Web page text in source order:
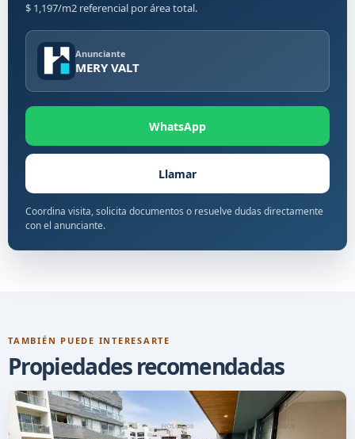
$ 1,197/m2 referencial por área total.
Anunciante
MERY VALT
WhatsApp
Llamar
Coordina visita, solicita documentos o resuelve dudas directamente
con el anunciante.
TAMBIÉN PUEDE INTERESARTE
Propiedades recomendadas